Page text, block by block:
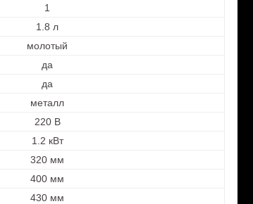
1
1.8 л
молотый
да
да
металл
220 В
1.2 кВт
320 мм
400 мм
430 мм